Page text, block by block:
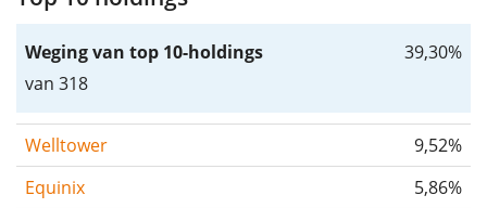
Weging van top 10-holdings
van 318
39,30%
Welltower
9,52%
Equinix
5,86%